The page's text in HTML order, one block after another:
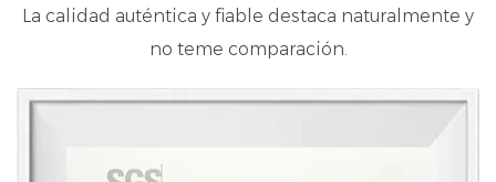
La calidad auténtica y fiable destaca naturalmente y
no teme comparación.